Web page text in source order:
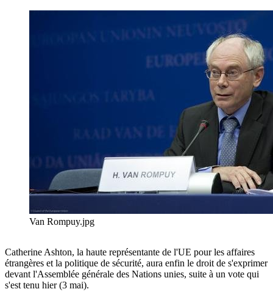
Van Rompuy.jpg
Catherine Ashton, la haute représentante de l'UE pour les affaires
étrangères et la politique de sécurité, aura enfin le droit de s'exprimer
devant l'Assemblée générale des Nations unies, suite à un vote qui
s'est tenu hier (3 mai).